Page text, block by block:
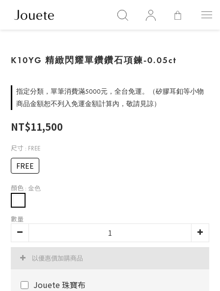
K10YG 精緻閃耀單鑽鑽石項鍊-0.05ct
指定分類，單筆消費滿5000元，全台免運。（矽膠耳釦等小物
商品金額恕不列入免運金額計算內，敬請見諒）
NT$11,500
尺寸 : FREE
FREE
顏色 : 金色
數量
以優惠價加購商品
Jouete 珠寶布